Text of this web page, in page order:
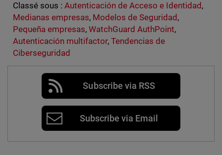
Classé sous : Autenticación de Acceso e Identidad ,
Medianas empresas, Modelos de Seguridad ,
Pequeña empresas, WatchGuard AuthPoint,
Autenticación multifactor, Tendencias de
Ciberseguridad
Subscribe via RSS
Subscribe via Email